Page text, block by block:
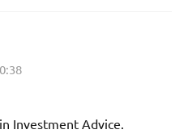
Investment Advice.